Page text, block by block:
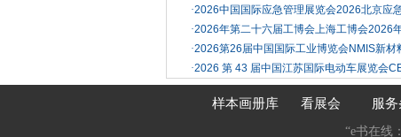
·2026中国国际应急管理展览会2026北京应
·2026年第二十六届工博会上海工博会2026
·2026第26届中国国际工业博览会NMIS新材
·2026 第 43 届中国江苏国际电动车展览会
样本画册库 看展会 服
“e书在线